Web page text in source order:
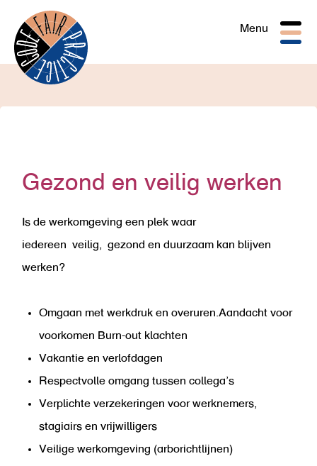
Menu
Gezond en veilig werken
Is de werkomgeving een plek waar
iedereen veilig, gezond en duurzaam kan blijven
werken?
Omgaan met werkdruk en overuren.Aandacht voor
voorkomen Burn-out klachten
Vakantie en verlofdagen
Respectvolle omgang tussen collega’s
Verplichte verzekeringen voor werknemers,
stagiairs en vrijwilligers
Veilige werkomgeving (arborichtlijnen)